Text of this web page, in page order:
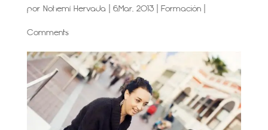
por Nohemí Hervada 6,Mar, 2013| Formación|
Comments